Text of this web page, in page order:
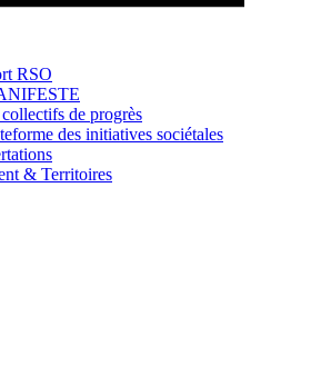
RSO
de progrès
des initiatives sociétales
& Territoires